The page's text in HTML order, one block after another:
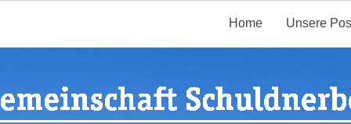
Home Unsere